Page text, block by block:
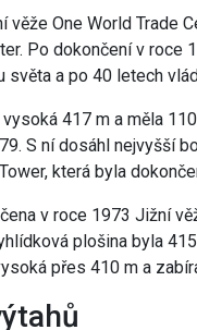
věže One World Trade
Po dokončení v roce
světa a po 40 letech
417 m a měla
. S ní dosáhl nejvyšší
která byla
v roce 1973 Jižní
plošina byla
přes 410 m a